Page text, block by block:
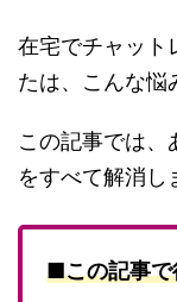
在宅でチャット
たは、こんな悩
この記事では、
をすべて解消し
■この記事